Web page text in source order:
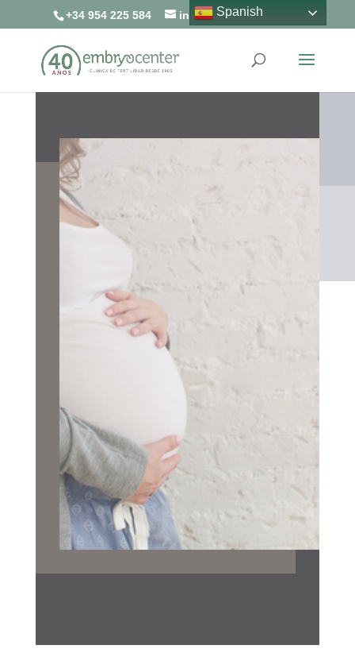
+34 954 225 584 info@embryocenter.es
Spanish